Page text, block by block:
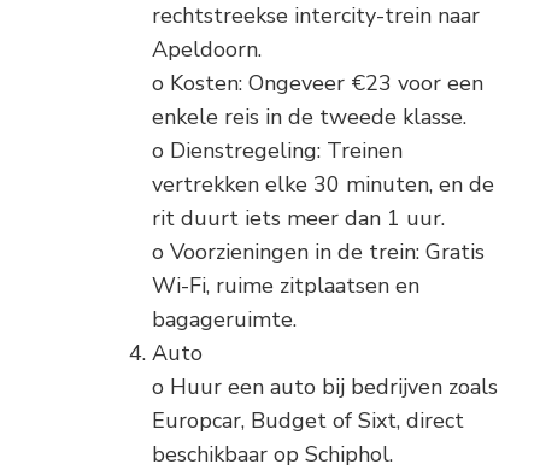
rechtstreekse intercity-trein naar
Apeldoorn.
o Kosten: Ongeveer €23 voor een
enkele reis in de tweede klasse.
o Dienstregeling: Treinen
vertrekken elke 30 minuten, en de
rit duurt iets meer dan 1 uur.
o Voorzieningen in de trein: Gratis
Wi-Fi, ruime zitplaatsen en
bagageruimte.
Auto
o Huur een auto bij bedrijven zoals
Europcar, Budget of Sixt, direct
beschikbaar op Schiphol.